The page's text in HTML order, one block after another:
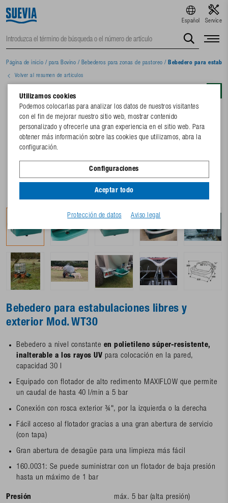
Español Service
Página de inicio / para Bovino / Bebederos para zonas de pastoreo / Bebedero para
Volver al resumen de artículos
Bebedero para estabulaciones libres y
exterior Mod. WT30
Bebedero a nivel constante en polietileno súper-resistente,
inalterable a los rayos UV para colocación en la pared,
capacidad 30 l
Equipado con flotador de alto redimento MAXIFLOW que permite
un caudal de hasta 40 l/min a 5 bar
Conexión con rosca exterior ¾", por la izquierda o la derecha
Fácil acceso al flotador gracias a una gran abertura de servicio
(con tapa)
Gran abertura de desagüe para una limpieza más fácil
160.0031: Se puede suministrar con un flotador de baja presión
hasta un máximo de 1 bar
Presión
máx. 5 bar (alta presión)
Utilizamos cookies
Podemos colocarlas para analizar los datos de nuestros visitantes
con el fin de mejorar nuestro sitio web, mostrar contenido
personalizado y ofrecerle una gran experiencia en el sitio web. Para
obtener más información sobre las cookies que utilizamos, abra la
configuración.
Configuraciones
Aceptar todo
Protección de datos Aviso legal